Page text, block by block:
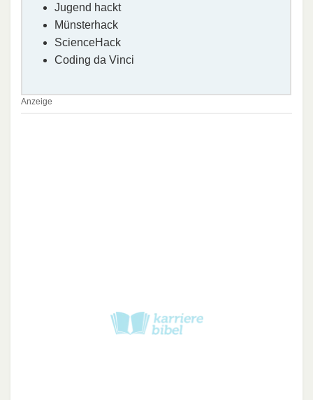
Jugend hackt
Münsterhack
ScienceHack
Coding da Vinci
Anzeige